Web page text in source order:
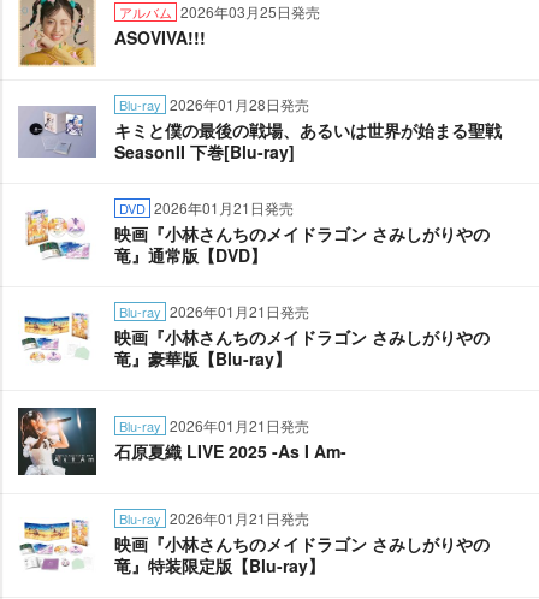
アルバム 2026年03月25日発売
ASOVIVA!!!
Blu-ray 2026年01月28日発売
キミと僕の最後の戦場、あるいは世界が始まる聖戦
SeasonII 下巻[Blu-ray]
DVD 2026年01月21日発売
映画『小林さんちのメイドラゴン さみしがりやの
竜』通常版【DVD】
Blu-ray 2026年01月21日発売
映画『小林さんちのメイドラゴン さみしがりやの
竜』豪華版【Blu-ray】
Blu-ray 2026年01月21日発売
石原夏織 LIVE 2025 -As I Am-
Blu-ray 2026年01月21日発売
映画『小林さんちのメイドラゴン さみしがりやの
竜』特装限定版【Blu-ray】